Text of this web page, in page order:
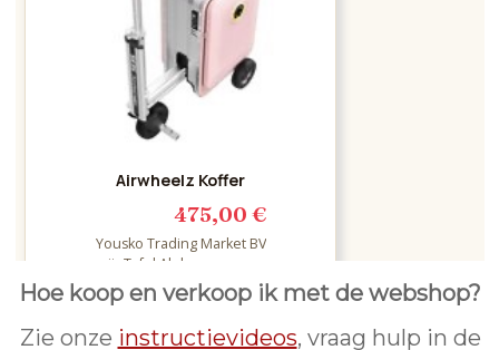
Hoe koop en verkoop ik met de webshop?
Zie onze instructievideos, vraag hulp in de